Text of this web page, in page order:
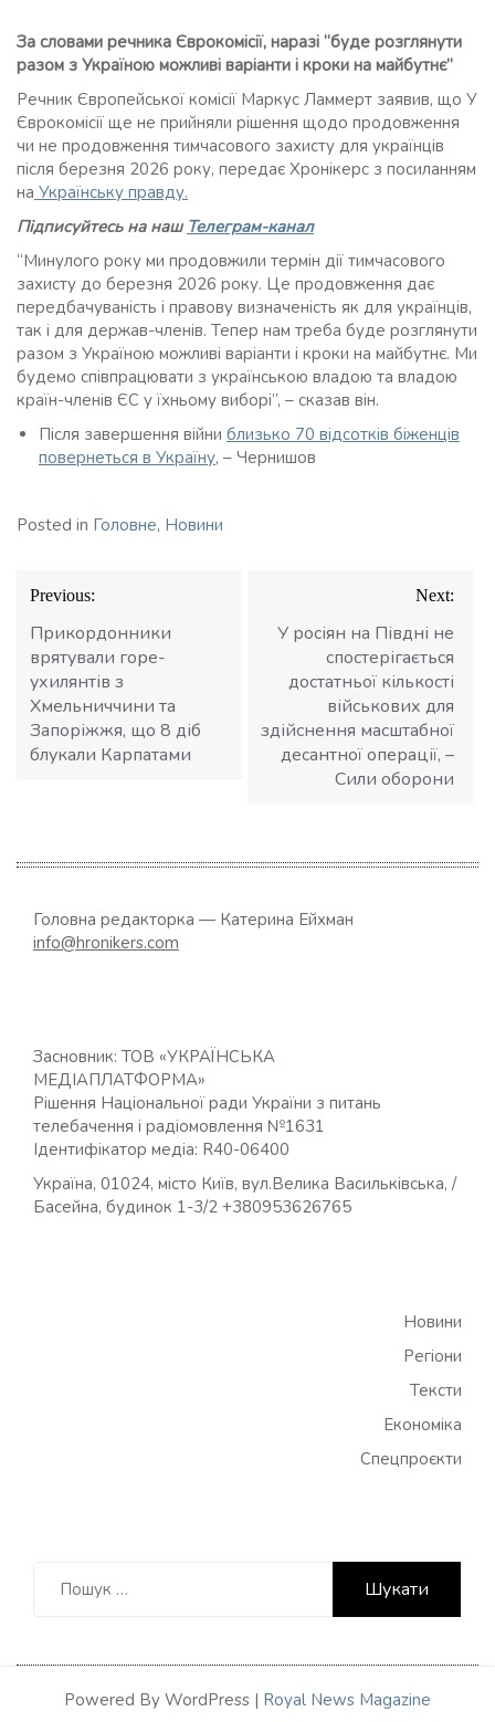
За словами речника Єврокомісії, наразі “буде розглянути
разом з Україною можливі варіанти і кроки на майбутнє”
Речник Європейської комісії Маркус Ламмерт заявив, що У
Єврокомісії ще не прийняли рішення щодо продовження
чи не продовження тимчасового захисту для українців
після березня 2026 року, передає Хронікерс з посиланням
на Українську правду.
Підписуйтесь на наш Телеграм-канал
“Минулого року ми продовжили термін дії тимчасового
захисту до березня 2026 року. Це продовження дає
передбачуваність і правову визначеність як для українців,
так і для держав-членів. Тепер нам треба буде розглянути
разом з Україною можливі варіанти і кроки на майбутнє. Ми
будемо співпрацювати з українською владою та владою
країн-членів ЄС у їхньому виборі”, – сказав він.
Після завершення війни близько 70 відсотків біженців
повернеться в Україну, – Чернишов
Posted in Головне, Новини
Навігація
записів
Previous:
Прикордонники
врятували горе-
ухилянтів з
Хмельниччини та
Запоріжжя, що 8 діб
блукали Карпатами
Next:
У росіян на Півдні не
спостерігається
достатньої кількості
військових для
здійснення масштабної
десантної операції, –
Сили оборони
Головна редакторка — Катерина Ейхман
info@hronikers.com
Засновник: ТОВ «УКРАЇНСЬКА
МЕДІАПЛАТФОРМА»
Рішення Національної ради України з питань
телебачення і радіомовлення №1631
Ідентифікатор медіа: R40-06400
Україна, 01024, місто Київ, вул.Велика Васильківська, /
Басейна, будинок 1-3/2 +380953626765
Новини
Регіони
Тексти
Економіка
Спецпроєкти
Powered By WordPress | Royal News Magazine